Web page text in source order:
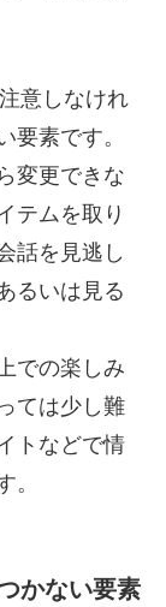
意しなけれ
要素です。
変更できな
テムを取り
話を見逃し
るいは見る
での楽しみ
ては少し難
トなどで情
。
かない要素